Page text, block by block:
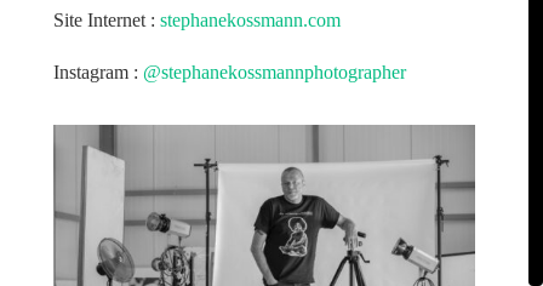
Site Internet : stephanekossmann.com
Instagram : @stephanekossmannphotographer